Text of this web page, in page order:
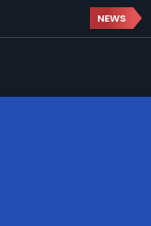
NEWS